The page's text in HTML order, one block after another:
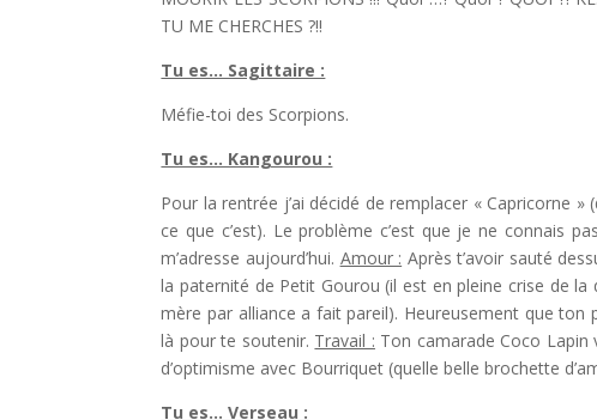
TU ME CHERCHES ?!!
Tu es… Sagittaire :
Méfie-toi des Scorpions.
Tu es… Kangourou :
Pour la rentrée j’ai décidé de remplacer « Capricorne
ce que c’est). Le problème c’est que je ne connais
m’adresse aujourd’hui. Amour : Après t’avoir sauté
la paternité de Petit Gourou (il est en pleine crise de la
mère par alliance a fait pareil). Heureusement que
là pour te soutenir. Travail : Ton camarade Coco Lapin
d’optimisme avec Bourriquet (quelle belle brochette
Tu es… Verseau :